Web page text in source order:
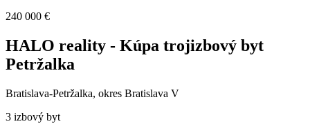
240 000 €
HALO reality - Kúpa trojizbový byt
Petržalka
Bratislava-Petržalka, okres Bratislava V
3 izbový byt